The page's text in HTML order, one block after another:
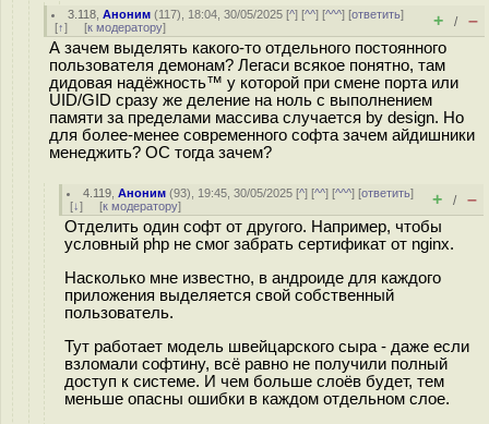
3.118 ,Аноним (117), 18:04, 30/05/2025 [^] [^^] [^^^] [ответить]
[↑] [к модератору] + / –
А зачем выделять какого-то отдельного постоянного
пользователя демонам? Легаси всякое понятно, там
дидовая надёжность™ у которой при смене порта или
UID/GID сразу же деление на ноль с выполнением
памяти за пределами массива случается by design. Но
для более-менее современного софта зачем айдишники
менеджить? ОС тогда зачем?
4.119 ,Аноним (93), 19:45, 30/05/2025 [^] [^^] [^^^] [ответить]
[↓] [к модератору] + / –
Отделить один софт от другого. Например, чтобы
условный php не смог забрать сертификат от nginx.
Насколько мне известно, в андроиде для каждого
приложения выделяется свой собственный
пользователь.
Тут работает модель швейцарского сыра - даже если
взломали софтину, всё равно не получили полный
доступ к системе. И чем больше слоёв будет, тем
меньше опасны ошибки в каждом отдельном слое.